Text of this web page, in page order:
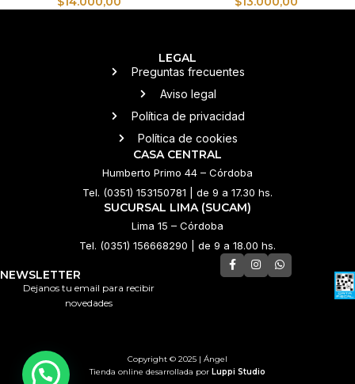
LEGAL
Preguntas frecuentes
Aviso legal
Política de privacidad
Política de cookies
CASA CENTRAL
Humberto Primo 44 – Córdoba
Tel. (0351) 153150781 | de 9 a 17.30 hs.
SUCURSAL LIMA (SUCAM)
Lima 15 – Córdoba
Tel. (0351) 156668290 | de 9 a 18.00 hs.
NEWSLETTER
Dejanos tu email para recibir
novedades
Tienda online desarrollada por Luppi Studio
Copyright © 2025 | Ángel
💌 ¿Necesitás ayuda?